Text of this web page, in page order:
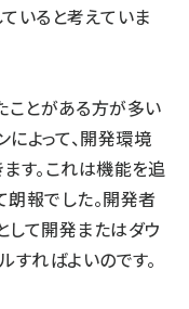
いると考えていま
とがある方が多い
よって、開発環境
す。これは機能を追
報でした。開発者
して開発またはダウ
すればよいのです。